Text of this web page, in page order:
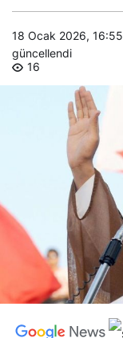
18 Ocak 2026, 16:55
güncellendi
16